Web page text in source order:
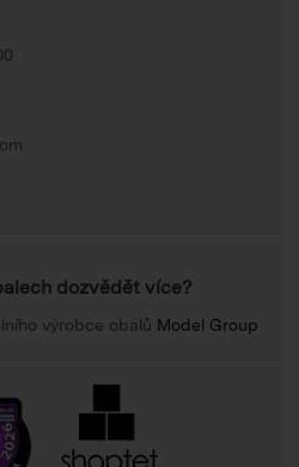
dozvědět více?
výrobce obalů Model Group